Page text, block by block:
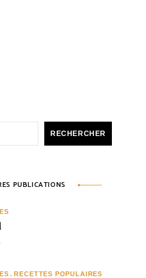
RECHERCHER
PUBLICATIONS
RECETTES POPULAIRES